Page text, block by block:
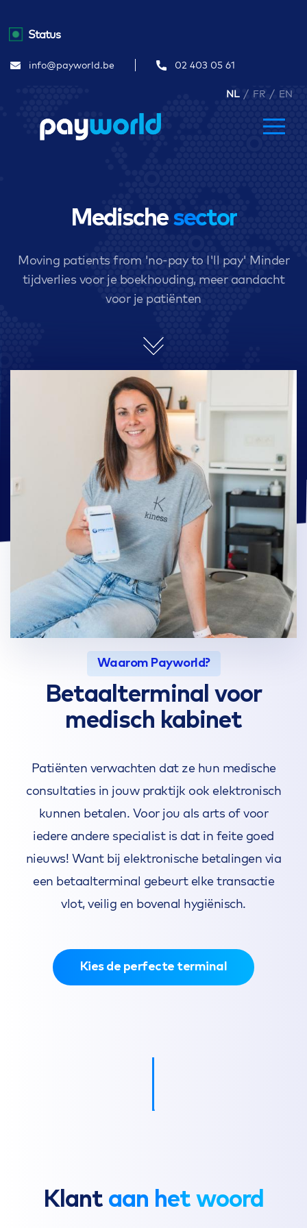
info@payworld.be 02 403 05 61
Status
NL / FR / EN
Medische sector
Moving patients from 'no-pay to I'll pay' Minder
tijdverlies voor je boekhouding, meer aandacht
voor je patiënten
Waarom Payworld?
Betaalterminal voor
medisch kabinet
Patiënten verwachten dat ze hun medische
consultaties in jouw praktijk ook elektronisch
kunnen betalen. Voor jou als arts of voor
iedere andere specialist is dat in feite goed
nieuws! Want bij elektronische betalingen via
een betaalterminal gebeurt elke transactie
vlot, veilig en bovenal hygiënisch.
Kies de perfecte terminal
Klant aan het woord